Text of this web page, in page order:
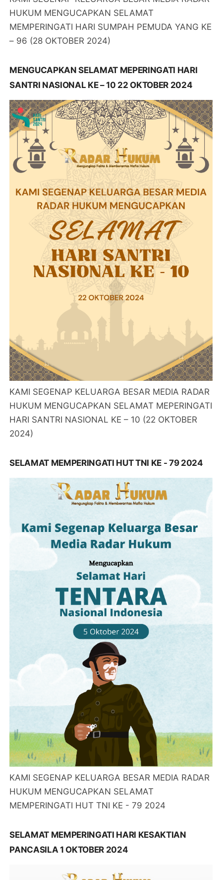
HUKUM MENGUCAPKAN SELAMAT
MEMPERINGATI HARI SUMPAH PEMUDA YANG KE
– 96 (28 OKTOBER 2024)
MENGUCAPKAN SELAMAT MEPERINGATI HARI
SANTRI NASIONAL KE – 10 22 OKTOBER 2024
KAMI SEGENAP KELUARGA BESAR MEDIA RADAR
HUKUM MENGUCAPKAN SELAMAT MEPERINGATI
HARI SANTRI NASIONAL KE – 10 (22 OKTOBER
2024)
SELAMAT MEMPERINGATI HUT TNI KE - 79 2024
KAMI SEGENAP KELUARGA BESAR MEDIA RADAR
HUKUM MENGUCAPKAN SELAMAT
MEMPERINGATI HUT TNI KE - 79 2024
SELAMAT MEMPERINGATI HARI KESAKTIAN
PANCASILA 1 OKTOBER 2024